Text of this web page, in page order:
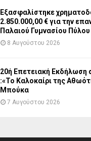
Εξασφαλίστηκε
2.850.000,00 € για την
Παλαιού Γυμνασίου
8 Αυγούστου 2026
20ή Επετειακή
:«Το Καλοκαίρι της
Μπούκα
7 Αυγούστου 2026